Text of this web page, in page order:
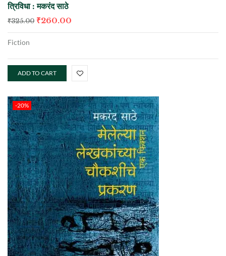
त्रिविधा : मकरंद साठे
₹325.00 ₹260.00
Fiction
ADD TO CART
-20%